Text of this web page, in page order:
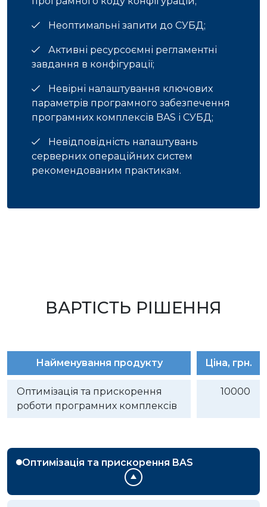
Неоптимальні запити до СУБД;
Активні ресурсоємні регламентні
завдання в конфігурації;
Невірні налаштування ключових
параметрів програмного забезпечення
програмних комплексів BAS і СУБД;
Невідповідність налаштувань
серверних операційних систем
рекомендованим практикам.
ВАРТІСТЬ РІШЕННЯ
Найменування продукту Ціна, грн.
Оптимізація та прискорення
роботи програмних комплексів
10000
Оптимізація та прискорення BAS